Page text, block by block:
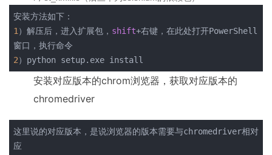
安装方法如下：
1 ）解压后，进入扩展包， shift+右键，在此处打开PowerShell
窗口，执行命令
2）python setup.exe install
安装对应版本的chrom浏览器，获取对应版本的
chromedriver
这里说的对应版本，是说浏览器的版本需要与chromedriver相对
应